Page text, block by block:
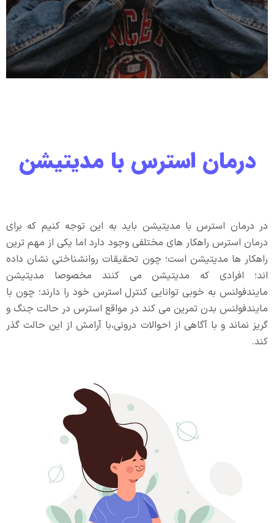
درمان استرس با مدیتیشن
در درمان استرس با مدیتیشن باید به این توجه کنیم که برای
درمان استرس راهکار های مختلفی وجود دارد اما یکی از مهم ترین
راهکار ها مدیتیشن است؛ چون تحقیقات روانشناختی نشان داده
اند؛ افرادی که مدیتیشن می کنند مخصوصا مدیتیشن
مایندفولنس به خوبی توانایی کنترل استرس خود را دارند؛ چون با
مایندفولنس بدن تمرین می کند در مواقع استرس در حالت جنگ و
گریز نماند و با آگاهی از احوالات درونی،با آرامش از این حالت گذر
کند.